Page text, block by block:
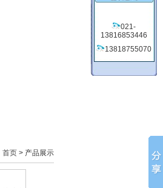
首页 > 产品展示
021-
13816853446
13818755070